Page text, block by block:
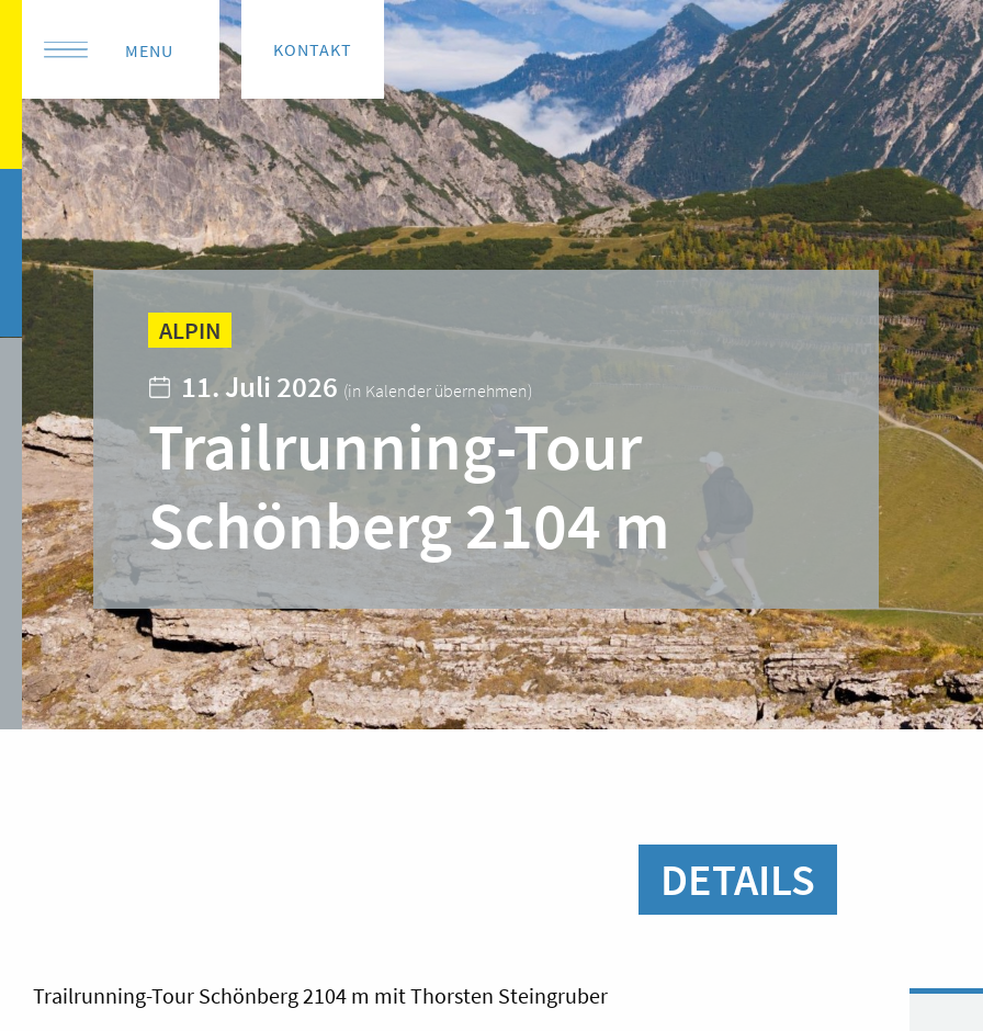
MENU KONTAKT
ALPIN
11. Juli 2026 (in Kalender übernehmen)
Trailrunning-Tour
Schönberg 2104 m
DETAILS
Trailrunning-Tour Schönberg 2104 m mit Thorsten Steingruber